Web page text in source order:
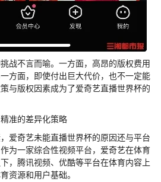
战不言而喻。一方面，高昂的版权费用
方面，即使付出巨大代价，也不一定能
与版权因素成为了爱奇艺直播世界杯的
准的差异化策略
爱奇艺未能直播世界杯的原因还与平台
为一家综合性视频平台，爱奇艺在体育
，腾讯视频、优酷等平台在体育内容上
资源和用户基础。